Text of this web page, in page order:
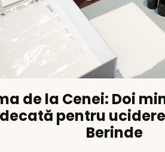
de la Cenei: Doi
pentru
Berinde